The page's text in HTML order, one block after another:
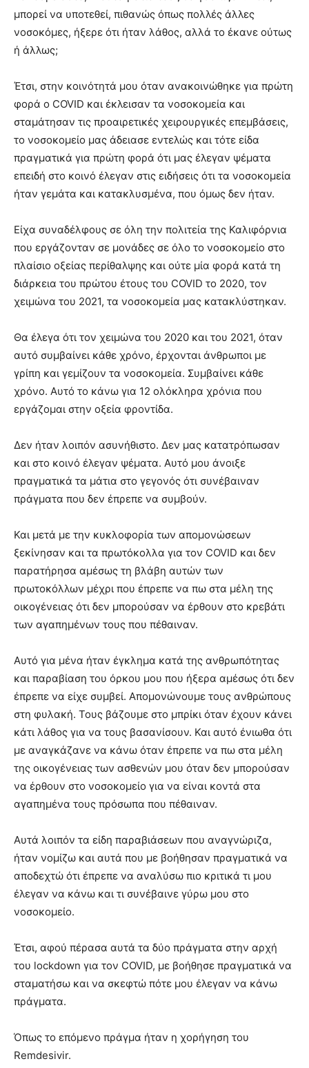
μπορεί να υποτεθεί, πιθανώς όπως πολλές άλλες
νοσοκόμες, ήξερε ότι ήταν λάθος, αλλά το έκανε ούτως
ή άλλως;
Έτσι, στην κοινότητά μου όταν ανακοινώθηκε για πρώτη
φορά ο COVID και έκλεισαν τα νοσοκομεία και
σταμάτησαν τις προαιρετικές χειρουργικές επεμβάσεις,
το νοσοκομείο μας άδειασε εντελώς και τότε είδα
πραγματικά για πρώτη φορά ότι μας έλεγαν ψέματα
επειδή στο κοινό έλεγαν στις ειδήσεις ότι τα νοσοκομεία
ήταν γεμάτα και κατακλυσμένα, που όμως δεν ήταν.
Είχα συναδέλφους σε όλη την πολιτεία της Καλιφόρνια
που εργάζονταν σε μονάδες σε όλο το νοσοκομείο στο
πλαίσιο οξείας περίθαλψης και ούτε μία φορά κατά τη
διάρκεια του πρώτου έτους του COVID το 2020, τον
χειμώνα του 2021, τα νοσοκομεία μας κατακλύστηκαν.
Θα έλεγα ότι τον χειμώνα του 2020 και του 2021, όταν
αυτό συμβαίνει κάθε χρόνο, έρχονται άνθρωποι με
γρίπη και γεμίζουν τα νοσοκομεία. Συμβαίνει κάθε
χρόνο. Αυτό το κάνω για 12 ολόκληρα χρόνια που
εργάζομαι στην οξεία φροντίδα.
Δεν ήταν λοιπόν ασυνήθιστο. Δεν μας κατατρόπωσαν
και στο κοινό έλεγαν ψέματα. Αυτό μου άνοιξε
πραγματικά τα μάτια στο γεγονός ότι συνέβαιναν
πράγματα που δεν έπρεπε να συμβούν.
Και μετά με την κυκλοφορία των απομονώσεων
ξεκίνησαν και τα πρωτόκολλα για τον COVID και δεν
παρατήρησα αμέσως τη βλάβη αυτών των
πρωτοκόλλων μέχρι που έπρεπε να πω στα μέλη της
οικογένειας ότι δεν μπορούσαν να έρθουν στο κρεβάτι
των αγαπημένων τους που πέθαιναν.
Αυτό για μένα ήταν έγκλημα κατά της ανθρωπότητας
και παραβίαση του όρκου μου που ήξερα αμέσως ότι δεν
έπρεπε να είχε συμβεί. Απομονώνουμε τους ανθρώπους
στη φυλακή. Τους βάζουμε στο μπρίκι όταν έχουν κάνει
κάτι λάθος για να τους βασανίσουν. Και αυτό ένιωθα ότι
με αναγκάζανε να κάνω όταν έπρεπε να πω στα μέλη
της οικογένειας των ασθενών μου όταν δεν μπορούσαν
να έρθουν στο νοσοκομείο για να είναι κοντά στα
αγαπημένα τους πρόσωπα που πέθαιναν.
Αυτά λοιπόν τα είδη παραβιάσεων που αναγνώριζα,
ήταν νομίζω και αυτά που με βοήθησαν πραγματικά να
αποδεχτώ ότι έπρεπε να αναλύσω πιο κριτικά τι μου
έλεγαν να κάνω και τι συνέβαινε γύρω μου στο
νοσοκομείο.
Έτσι, αφού πέρασα αυτά τα δύο πράγματα στην αρχή
του lockdown για τον COVID, με βοήθησε πραγματικά να
σταματήσω και να σκεφτώ πότε μου έλεγαν να κάνω
πράγματα.
Όπως το επόμενο πράγμα ήταν η χορήγηση του
Remdesivir.